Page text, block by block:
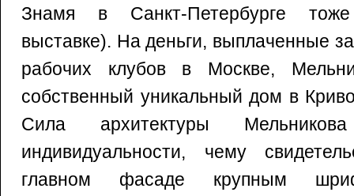
Знамя в Санкт-Петербурге
выставке). На деньги, выплаченные
рабочих клубов в Москве,
собственный уникальный дом в
Сила архитектуры
индивидуальности, чему
главном фасаде крупным